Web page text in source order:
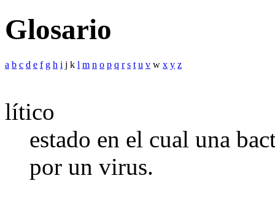
Glosario
a b c d e f g h i j k l m n o p q r s t u v w x y z
lítico
estado en el cual una
por un virus.